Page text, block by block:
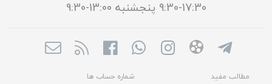
17:30-9:30 پنجشنبه 13:00-9:30
مطالب مفید
شماره حساب ها